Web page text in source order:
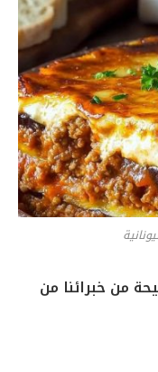
من خبرائنا من